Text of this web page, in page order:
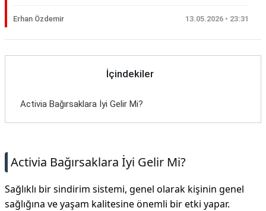
Erhan Özdemir 13.05.2026 • 23:31
İçindekiler
Activia Bağırsaklara İyi Gelir Mi?
Activia Bağırsaklara İyi Gelir Mi?
Sağlıklı bir sindirim sistemi, genel olarak kişinin genel
sağlığına ve yaşam kalitesine önemli bir etki yapar.